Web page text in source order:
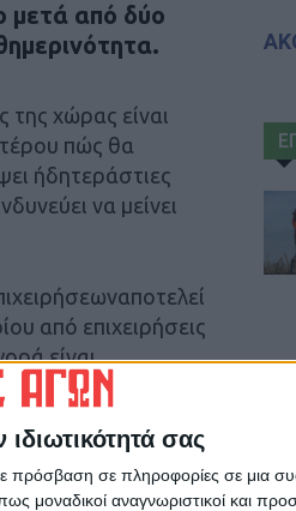
σας
πρόσβαση σε πληροφορίες σε μια
μοναδικοί αναγνωριστικοί και
μετά από δύο
της χώρας είναι
πώς θα
ήδητεράστιες
να μείνει
από επιχειρήσεις
είναι